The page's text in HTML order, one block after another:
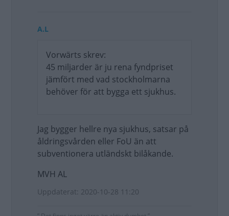
A.L
Vorwärts skrev:
45 miljarder är ju rena fyndpriset
jämfört med vad stockholmarna
behöver för att bygga ett sjukhus.
Jag bygger hellre nya sjukhus, satsar på
åldringsvården eller FoU än att
subventionera utländskt bilåkande.
MVH AL
Uppdaterat: 2020-10-28 11:20